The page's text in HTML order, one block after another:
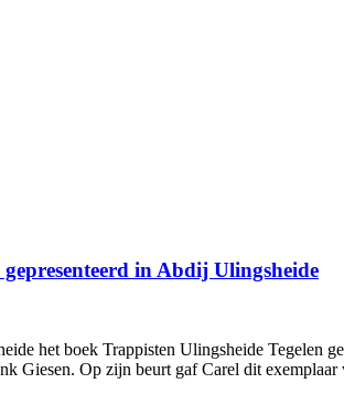
in Abdij Ulingsheide
het boek Trappisten Ulingsheide Tegelen
Giesen. Op zijn beurt gaf Carel dit